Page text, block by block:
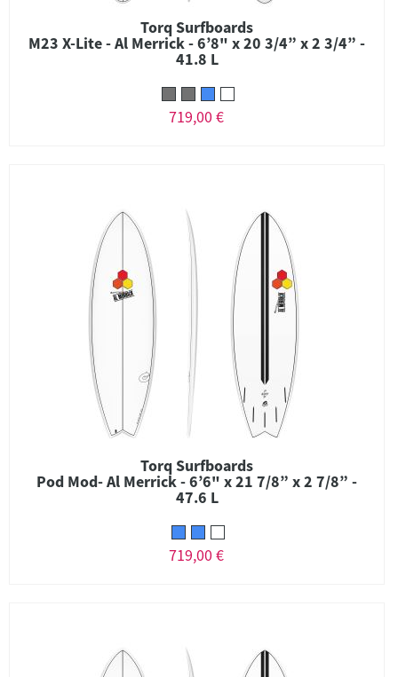
Torq Surfboards
M23 X-Lite - Al Merrick - 6’8" x 20 3/4” x 2 3/4” -
41.8 L
719,00 €
Torq Surfboards
Pod Mod- Al Merrick - 6’6" x 21 7/8” x 2 7/8” -
47.6 L
719,00 €